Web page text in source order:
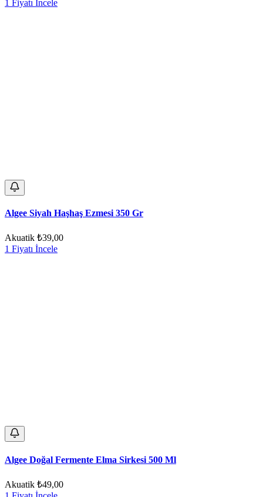
1 Fiyatı İncele
Algee Siyah Haşhaş Ezmesi 350 Gr
Akuatik ₺39,00
1 Fiyatı İncele
Algee Doğal Fermente Elma Sirkesi 500 Ml
Akuatik ₺49,00